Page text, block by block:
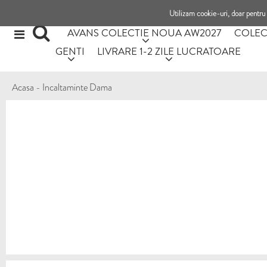
Utilizam cookie-uri, doar
AVANS COLECTIE NOUA AW2027
GENTI
LIVRARE 1-2 ZILE LUCRATOARE
Acasa - Incaltaminte Dama